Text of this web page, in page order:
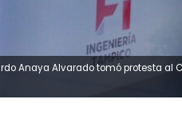
Anaya Alvarado tomó protesta